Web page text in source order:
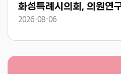
2026-08-06